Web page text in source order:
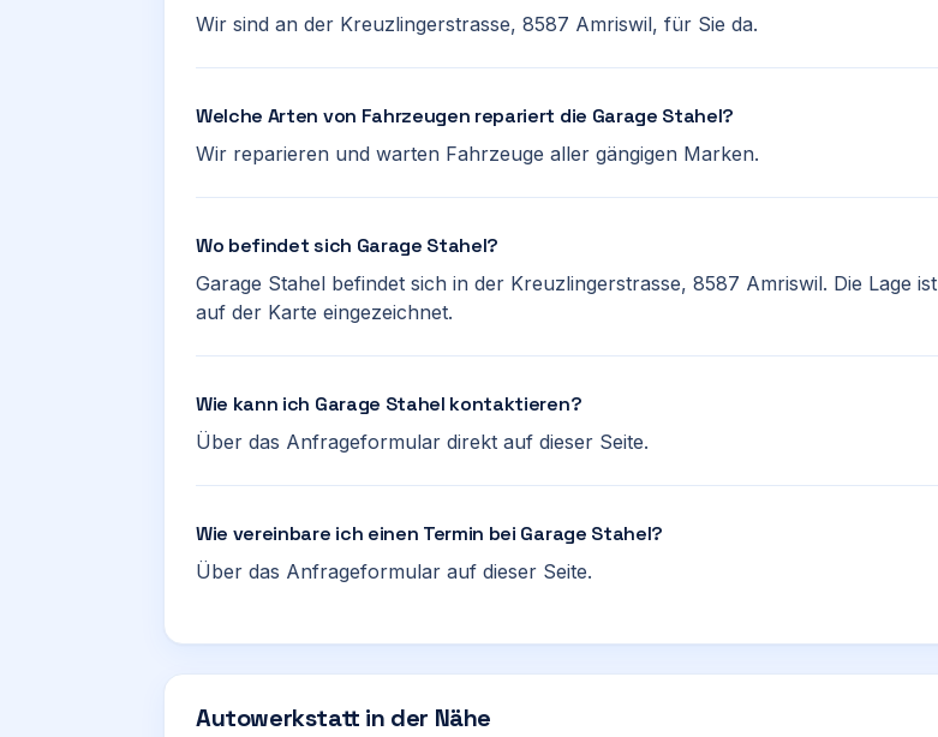
Wir sind an der Kreuzlingerstrasse, 8587 Amriswil, für Sie da.
Welche Arten von Fahrzeugen repariert die Garage Stahel?
Wir reparieren und warten Fahrzeuge aller gängigen Marken.
Wo befindet sich Garage Stahel?
Garage Stahel befindet sich in der Kreuzlingerstrasse, 8587 Amriswil. Die Lage ist
auf der Karte eingezeichnet.
Wie kann ich Garage Stahel kontaktieren?
Über das Anfrageformular direkt auf dieser Seite.
Wie vereinbare ich einen Termin bei Garage Stahel?
Über das Anfrageformular auf dieser Seite.
Autowerkstatt in der Nähe